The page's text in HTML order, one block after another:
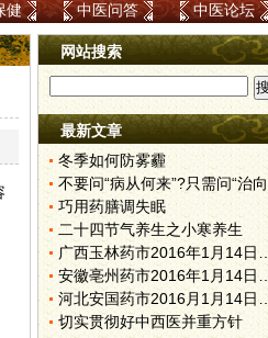
健 中医问答 中医论坛
网站搜索
最新文章
冬季如何防雾霾
巧用药膳调失眠
二十四节气养生之小寒养生
广西玉林药市2016年1月14日快讯
安徽亳州药市2016年1月14日快讯
河北安国药市2016月1月14日快讯
切实贯彻好中西医并重方针